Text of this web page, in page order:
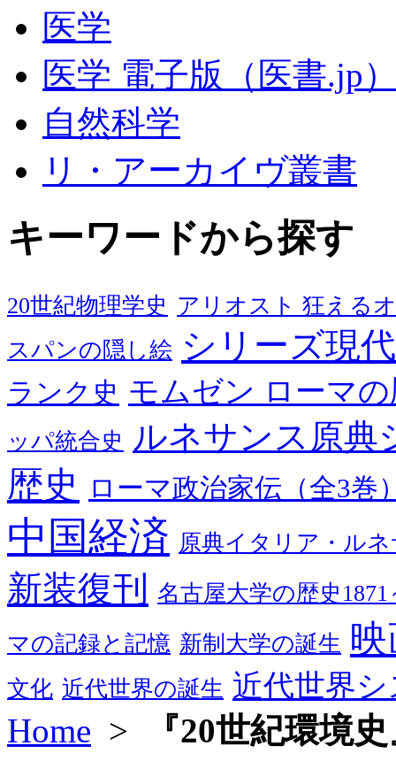
医学
医学 電子版（医書.jp
自然科学
リ・アーカイヴ叢書
キーワードから探す
20世紀物理学史 アリオスト 狂える
スパンの隠し絵 シリーズ現
ランク史 モムゼン ローマ
ッパ統合史 ルネサンス原典
歴史 ローマ政治家伝（全3巻
中国経済 原典イタリア・ル
新装復刊 名古屋大学の歴史1871
マの記録と記憶 新制大学の誕生
文化 近代世界の誕生 近代世界
Home > 『20世紀環境